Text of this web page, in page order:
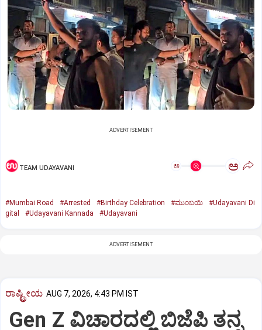
ADVERTISEMENT
TEAM UDAYAVANI ಅ ಅ
#Mumbai Road #Arrested #Birthday Celebration #ಮುಂಬಯಿ
#Udayavani Di
gital
#Udayavani Kannada #Udayavani
ADVERTISEMENT
ರಾಷ್ಟ್ರೀಯ AUG 7, 2026, 4:43 PM IST
Gen Z ವಿಚಾರದಲ್ಲಿ ಬಿಜೆಪಿ ತನ್ನ